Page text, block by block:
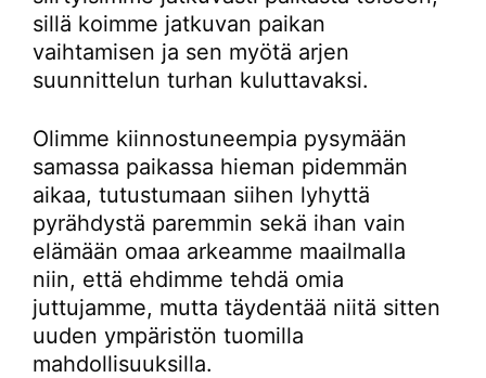
sillä koimme jatkuvan paikan
vaihtamisen ja sen myötä arjen
suunnittelun turhan kuluttavaksi.
Olimme kiinnostuneempia pysymään
samassa paikassa hieman pidemmän
aikaa, tutustumaan siihen lyhyttä
pyrähdystä paremmin sekä ihan vain
elämään omaa arkeamme maailmalla
niin, että ehdimme tehdä omia
juttujamme, mutta täydentää niitä sitten
uuden ympäristön tuomilla
mahdollisuuksilla.